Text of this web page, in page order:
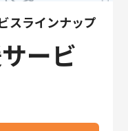
スラインナップ
ービ